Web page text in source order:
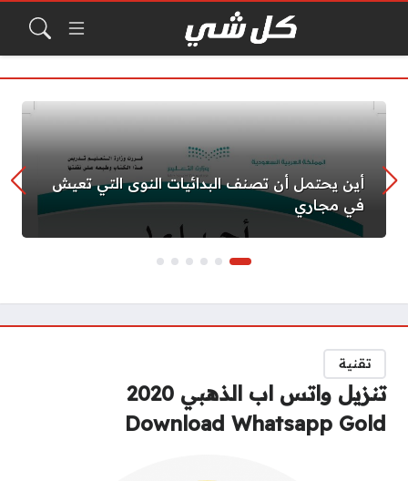
أين يحتمل أن تصنف البدائيات النوى التي تعيش
في مجاري
تقنية
تنزيل واتس اب الذهبي 2020
Download Whatsapp Gold